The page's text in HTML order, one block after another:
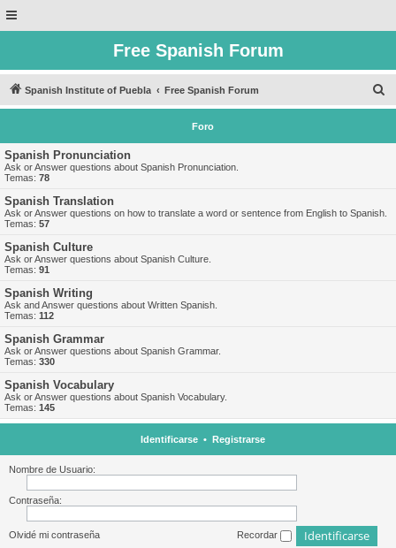
Free Spanish Forum
Spanish Institute of Puebla Free Spanish Forum
u
Foro
Spanish Pronunciation
Ask or Answer questions about Spanish Pronunciation.
Temas: 78
Spanish Translation
Ask or Answer questions on how to translate a word or sentence from English to Spanish.
Temas: 57
Spanish Culture
Ask or Answer questions about Spanish Culture.
Temas: 91
Spanish Writing
Ask and Answer questions about Written Spanish.
Temas: 112
Spanish Grammar
Ask or Answer questions about Spanish Grammar.
Temas: 330
Spanish Vocabulary
Ask or Answer questions about Spanish Vocabulary.
Temas: 145
Identificarse• Registrarse
Nombre de Usuario:
Contraseña:
Olvidé mi contraseña Recordar